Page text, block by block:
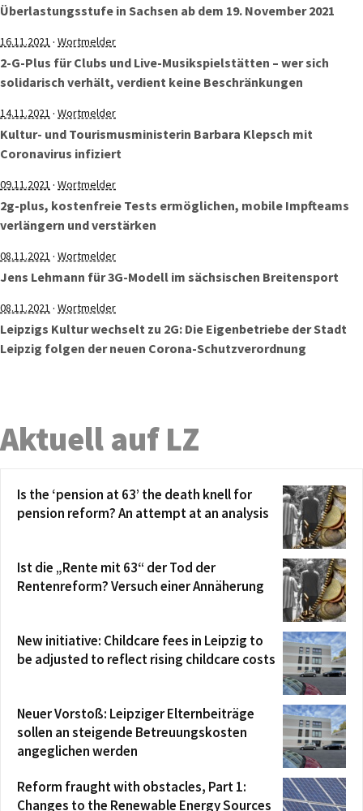
Überlastungsstufe in Sachsen ab dem 19. November 2021
16.11.2021 · Wortmelder
2-G-Plus für Clubs und Live-Musikspielstätten – wer sich
solidarisch verhält, verdient keine Beschränkungen
14.11.2021 · Wortmelder
Kultur- und Tourismusministerin Barbara Klepsch mit
Coronavirus infiziert
09.11.2021 · Wortmelder
2g-plus, kostenfreie Tests ermöglichen, mobile Impfteams
verlängern und verstärken
08.11.2021 · Wortmelder
Jens Lehmann für 3G-Modell im sächsischen Breitensport
08.11.2021 · Wortmelder
Leipzigs Kultur wechselt zu 2G: Die Eigenbetriebe der Stadt
Leipzig folgen der neuen Corona-Schutzverordnung
Aktuell auf LZ
Is the ‘pension at 63’ the death knell for
pension reform? An attempt at an analysis
Ist die „Rente mit 63“ der Tod der
Rentenreform? Versuch einer Annäherung
New initiative: Childcare fees in Leipzig to
be adjusted to reflect rising childcare costs
Neuer Vorstoß: Leipziger Elternbeiträge
sollen an steigende Betreuungskosten
angeglichen werden
Reform fraught with obstacles, Part 1:
Changes to the Renewable Energy Sources